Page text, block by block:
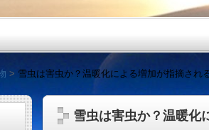
雪虫は害虫か？温暖化
雪虫は害虫か？温暖化による増加が指摘され
ース！